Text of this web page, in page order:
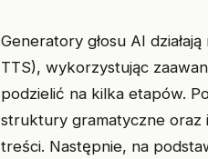
Generatory głosu AI
TTS), wykorzystując
podzielić na kilka etapów.
struktury gramatyczne oraz
treści. Następnie, na